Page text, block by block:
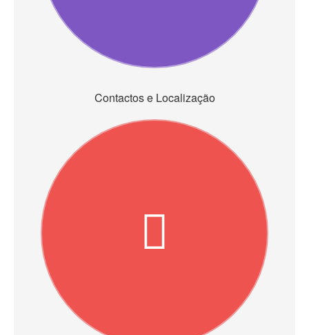
Contactos e Localização